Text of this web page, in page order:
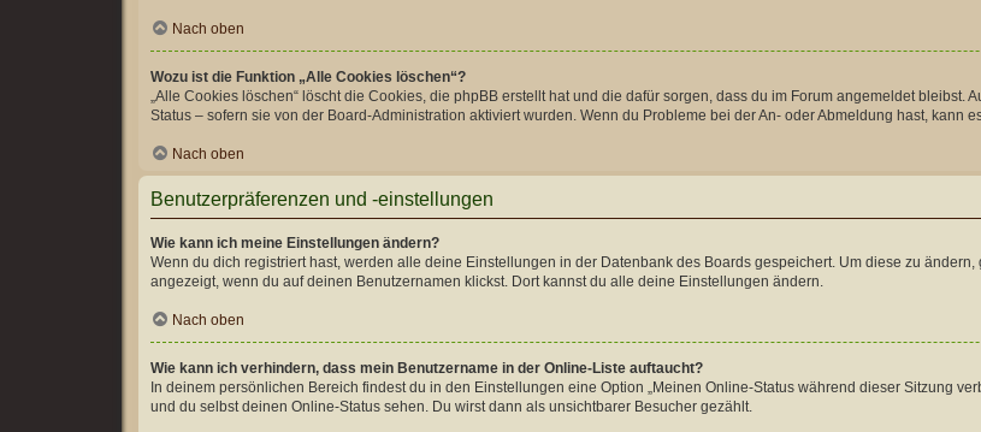
Nach oben
Wozu ist die Funktion „Alle Cookies löschen“?
„Alle Cookies löschen“ löscht die Cookies, die phpBB erstellt hat und die dafür sorgen, dass du im Forum angemeldet
Status – sofern sie von der Board-Administration aktiviert wurden. Wenn du Probleme bei der An- oder Abmeldung hast, kann
Nach oben
Benutzerpräferenzen und -einstellungen
Wie kann ich meine Einstellungen ändern?
Wenn du dich registriert hast, werden alle deine Einstellungen in der Datenbank des Boards gespeichert. Um diese zu
angezeigt, wenn du auf deinen Benutzernamen klickst. Dort kannst du alle deine Einstellungen ändern.
Nach oben
Wie kann ich verhindern, dass mein Benutzername in der Online-Liste auftaucht?
In deinem persönlichen Bereich findest du in den Einstellungen eine Option „Meinen Online-Status während dieser Sitzung
und du selbst deinen Online-Status sehen. Du wirst dann als unsichtbarer Besucher gezählt.